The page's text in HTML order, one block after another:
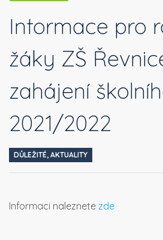
Informace pro
žáky ZŠ
zahájení
2021/2022
DŮLEŽITÉ, AKTUALITY
Informaci naleznete zde